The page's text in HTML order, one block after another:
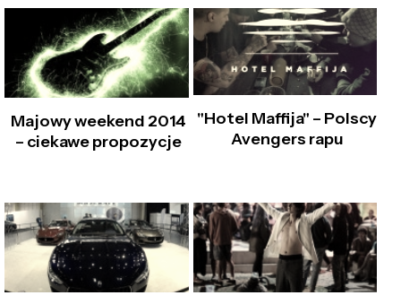
Majowy weekend 2014
– ciekawe propozycje
"Hotel Maffija" – Polscy
Avengers rapu